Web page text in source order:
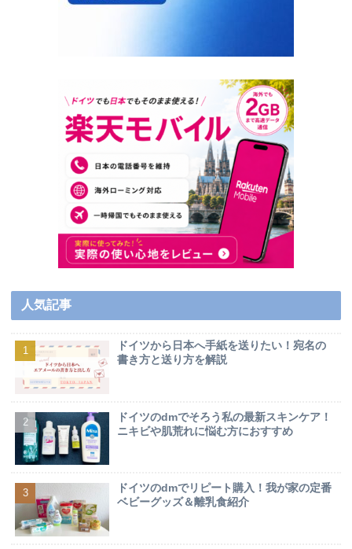
人気記事
ドイツから日本へ手紙を送りたい！宛名の
書き方と送り方を解説
ドイツのdmでそろう私の最新スキンケア！
ニキビや肌荒れに悩む方におすすめ
ドイツのdmでリピート購入！我が家の定番
ベビーグッズ＆離乳食紹介